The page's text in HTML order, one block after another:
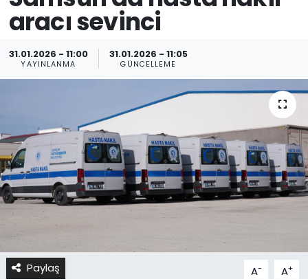
aracı sevinci
31.01.2026 - 11:00
YAYINLANMA
31.01.2026 - 11:05
GÜNCELLEME
Paylaş A- A+
Haber Arşivi